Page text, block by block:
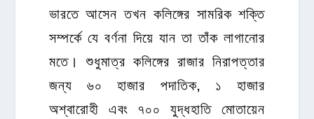
ভারতে আসেন তখন কলিঙ্গের সামরিক শক্তি
সম্পর্কে যে বর্ণনা দিয়ে যান তা তাঁক লাগানোর
মতে। শুধুমাত্র কলিঙ্গের রাজার নিরাপত্তার
জন্য ৬০ হাজার পদাতিক, ১ হাজার
অশ্বারোহী এবং ৭০০ যুদ্ধহাতি মোতায়েন